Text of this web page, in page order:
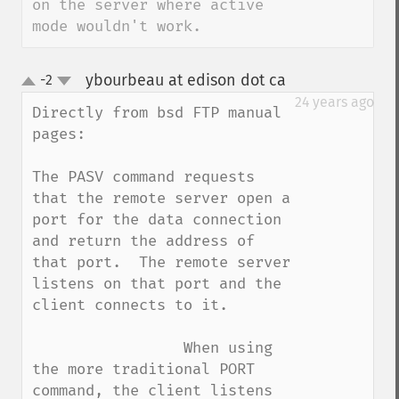
on the server where active
mode wouldn't work.
up
down
-2 ybourbeau at edison dot ca
24 years ago
Directly from bsd FTP manual
pages:
The PASV command requests
that the remote server open a
port for the data connection
and return the address of
that port.  The remote server
listens on that port and the
client connects to it.
the more traditional PORT
command, the client listens